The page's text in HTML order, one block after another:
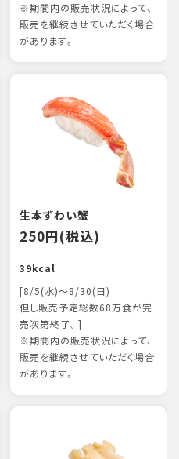
※期間内の販売状況によって、
販売を継続させていただく場合
があります。
生本ずわい蟹
250円(税込)
39kcal
[8/5(水)～8/30(日)
但し販売予定総数68万食が完
売次第終了。]
※期間内の販売状況によって、
販売を継続させていただく場合
があります。